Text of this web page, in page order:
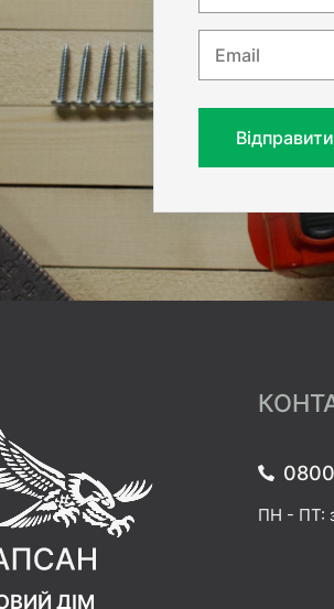
Email
Відправити
ДІМ
ПН - ПТ: